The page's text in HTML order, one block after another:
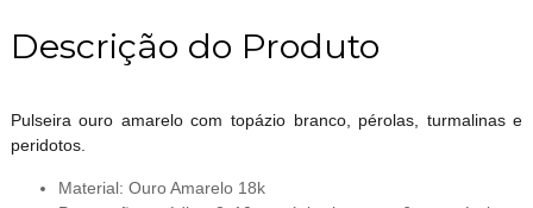
Descrição do Produto
Pulseira ouro amarelo com topázio branco, pérolas, turmalinas e
peridotos.
Material: Ouro Amarelo 18k